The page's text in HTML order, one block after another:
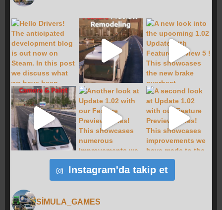
Instagram'da takip et
SIMULA_GAMES